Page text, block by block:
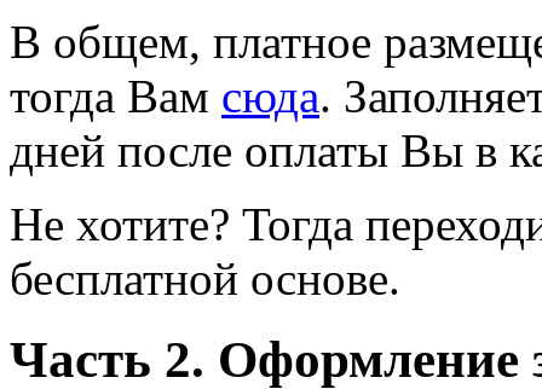
В общем, платное
тогда Вам сюда.
дней после оплаты Вы в
Не хотите? Тогда
бесплатной основе.
Часть 2. Оформление